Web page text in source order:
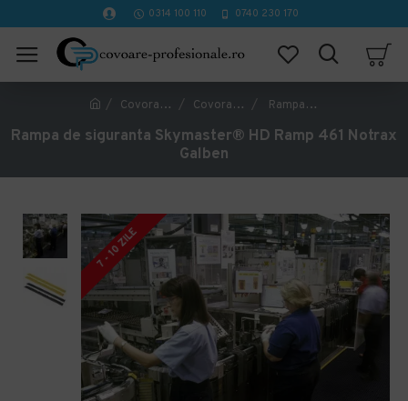
0314 100 110 0740 230 170
Covorase Profesionale Covorase industriale antiderapante Rampa de siguranta Skymaster® HD Ramp 461 Notrax Galben
Rampa de siguranta Skymaster® HD Ramp 461 Notrax
Galben
7 - 10 ZILE